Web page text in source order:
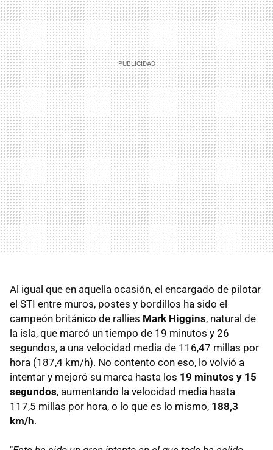
Al igual que en aquella ocasión, el encargado de pilotar
el STI entre muros, postes y bordillos ha sido el
campeón británico de rallies Mark Higgins, natural de
la isla, que marcó un tiempo de 19 minutos y 26
segundos, a una velocidad media de 116,47 millas por
hora (187,4 km/h). No contento con eso, lo volvió a
intentar y mejoró su marca hasta los 19 minutos y 15
segundos, aumentando la velocidad media hasta
117,5 millas por hora, o lo que es lo mismo, 188,3
km/h.